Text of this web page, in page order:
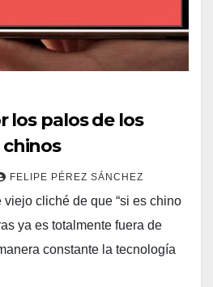
los palos de los
FELIPE PÉREZ SÁNCHEZ
cliché de que “si es chino
ya es totalmente fuera de
constante la tecnología